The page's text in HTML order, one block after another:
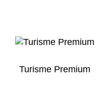
Turisme Premium